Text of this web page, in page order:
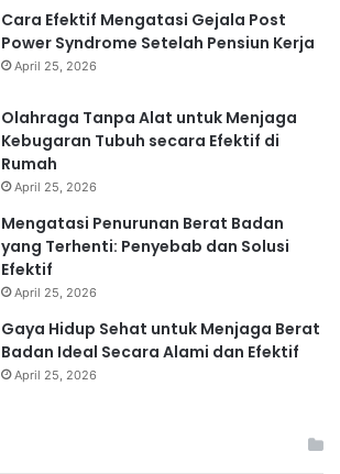
Cara Efektif Mengatasi Gejala Post
Power Syndrome Setelah Pensiun Kerja
April 25, 2026
Olahraga Tanpa Alat untuk Menjaga
Kebugaran Tubuh secara Efektif di
Rumah
April 25, 2026
Mengatasi Penurunan Berat Badan
yang Terhenti: Penyebab dan Solusi
Efektif
April 25, 2026
Gaya Hidup Sehat untuk Menjaga Berat
Badan Ideal Secara Alami dan Efektif
April 25, 2026